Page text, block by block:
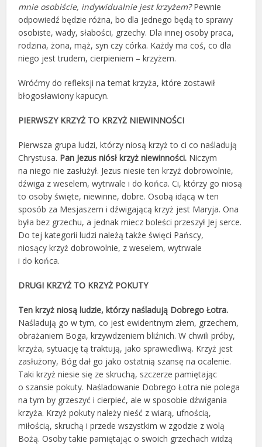
mnie osobiście, indywidualnie jest krzyżem?Pewnie
odpowiedź będzie różna, bo dla jednego będą to sprawy
osobiste, wady, słabości, grzechy. Dla innej osoby praca,
rodzina, żona, mąż, syn czy córka. Każdy ma coś, co dla
niego jest trudem, cierpieniem – krzyżem.
Wróćmy do refleksji na temat krzyża, które zostawił
błogosławiony kapucyn.
PIERWSZY KRZYŻ TO KRZYŻ NIEWINNOŚCI
Pierwsza grupa ludzi, którzy niosą krzyż to ci co naśladują
Chrystusa. Pan Jezus niósł krzyż niewinności. Niczym
na niego nie zasłużył. Jezus niesie ten krzyż dobrowolnie,
dźwiga z weselem, wytrwale i do końca. Ci, którzy go niosą
to osoby święte, niewinne, dobre. Osobą idącą w ten
sposób za Mesjaszem i dźwigającą krzyż jest Maryja. Ona
była bez grzechu, a jednak miecz boleści przeszył Jej serce.
Do tej kategorii ludzi należą także święci Pańscy,
niosący krzyż dobrowolnie, z weselem, wytrwale
i do końca.
DRUGI KRZYŻ TO KRZYŻ POKUTY
Ten krzyż niosą ludzie, którzy naśladują Dobrego Łotra.
Naśladują go w tym, co jest ewidentnym złem, grzechem,
obrażaniem Boga, krzywdzeniem bliźnich. W chwili próby,
krzyża, sytuację tą traktują, jako sprawiedliwą. Krzyż jest
zasłużony, Bóg dał go jako ostatnią szansę na ocalenie.
Taki krzyż niesie się ze skruchą, szczerze pamiętając
o szansie pokuty. Naśladowanie Dobrego Łotra nie polega
na tym by grzeszyć i cierpieć, ale w sposobie dźwigania
krzyża. Krzyż pokuty należy nieść z wiarą, ufnością,
miłością, skruchą i przede wszystkim w zgodzie z wolą
Bożą. Osoby takie pamiętając o swoich grzechach widzą